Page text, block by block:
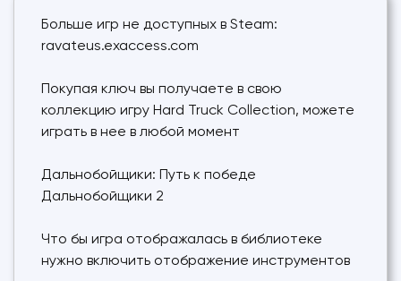
Больше игр не доступных в Steam:
ravateus.exaccess.com
Покупая ключ вы получаете в свою
коллекцию игру Hard Truck Collection, можете
играть в нее в любой момент
Дальнобойщики: Путь к победе
Дальнобойщики 2
Что бы игра отображалась в библиотеке
нужно включить отображение инструментов